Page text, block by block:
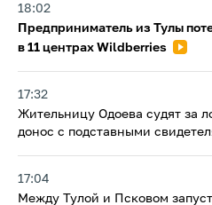
18:02
Предприниматель из Тулы
в 11 центрах Wildberries
17:32
Жительницу Одоева судят за
донос с подставными
17:04
Между Тулой и Псковом